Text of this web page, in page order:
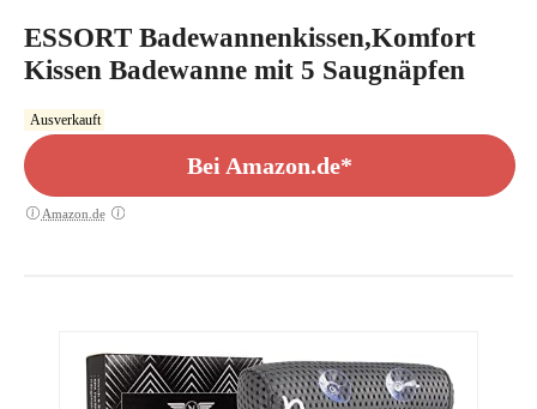
ESSORT Badewannenkissen,Komfort
Kissen Badewanne mit 5 Saugnäpfen
Ausverkauft
Bei Amazon.de*
Amazon.de